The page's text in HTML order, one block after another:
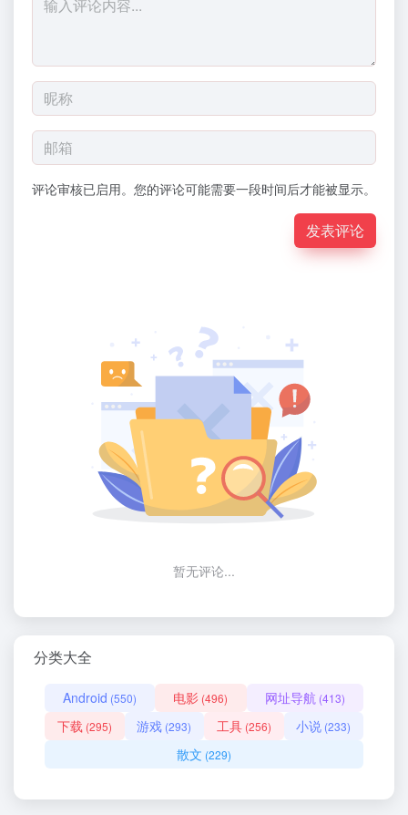
评论审核已启用。您的评论可能需要一段时间后才能被显示。
发表评论
暂无评论...
分类大全
Android (550) 电影 (496) 网址导航 (413)
下载 (295) 游戏 (293) 工具(256) 小说 (233)
散文 (229)